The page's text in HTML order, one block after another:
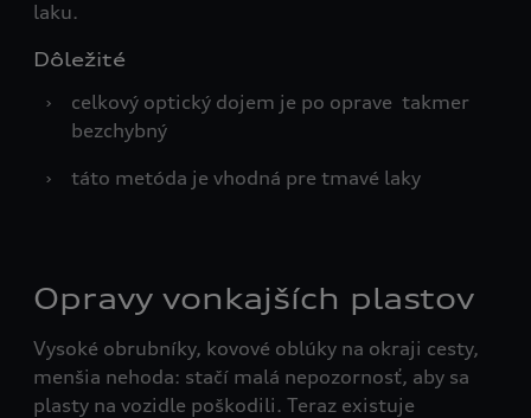
laku.
Dôležité
›
celkový optický dojem je po oprave takmer
bezchybný
›
táto metóda je vhodná pre tmavé laky
Opravy vonkajších plastov
Vysoké obrubníky, kovové oblúky na okraji cesty,
menšia nehoda: stačí malá nepozornosť, aby sa
plasty na vozidle poškodili. Teraz existuje